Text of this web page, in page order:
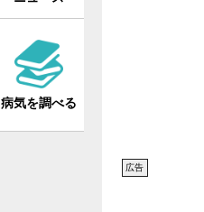
病気を調べる
広告